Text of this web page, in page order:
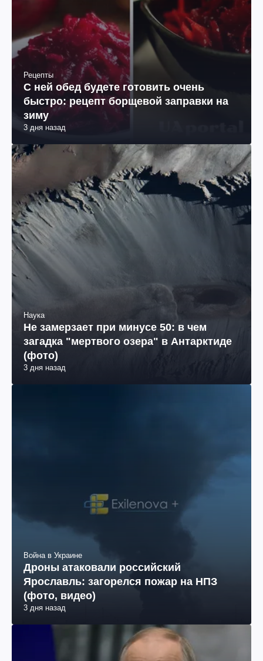
Рецепты
С ней обед будете готовить очень
быстро: рецепт борщевой заправки на
зиму
3 дня назад
Наука
Не замерзает при минусе 50: в чем
загадка "мертвого озера" в Антарктиде
(фото)
3 дня назад
Война в Украине
Дроны атаковали российский
Ярославль: загорелся пожар на НПЗ
(фото, видео)
3 дня назад